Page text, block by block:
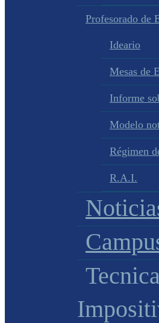
Profesorado de
Ideario
Mesas de
Informe
Modelo
Régimen
R.A.I.